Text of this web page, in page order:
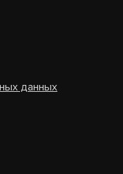
данных